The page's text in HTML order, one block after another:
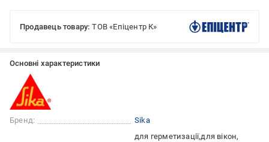
Продавець товару: ТОВ «Епіцентр К»
Основні характеристики
Бренд: Sika
для герметизації для вікон